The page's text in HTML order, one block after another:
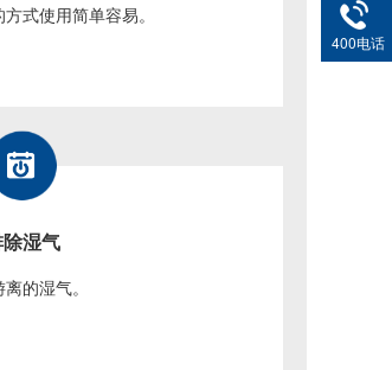
式使用简单容易。
湿气
的湿气。
400电话